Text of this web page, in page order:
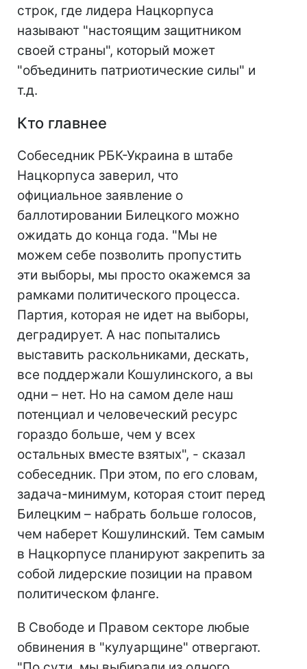
строк, где лидера Нацкорпуса
называют "настоящим защитником
своей страны", который может
"объединить патриотические силы" и
т.д.
Кто главнее
Собеседник РБК-Украина в штабе
Нацкорпуса заверил, что
официальное заявление о
баллотировании Билецкого можно
ожидать до конца года. "Мы не
можем себе позволить пропустить
эти выборы, мы просто окажемся за
рамками политического процесса.
Партия, которая не идет на выборы,
деградирует. А нас попытались
выставить раскольниками, дескать,
все поддержали Кошулинского, а вы
одни – нет. Но на самом деле наш
потенциал и человеческий ресурс
гораздо больше, чем у всех
остальных вместе взятых", - сказал
собеседник. При этом, по его словам,
задача-минимум, которая стоит перед
Билецким – набрать больше голосов,
чем наберет Кошулинский. Тем самым
в Нацкорпусе планируют закрепить за
собой лидерские позиции на правом
политическом фланге.
В Свободе и Правом секторе любые
обвинения в "кулуарщине" отвергают.